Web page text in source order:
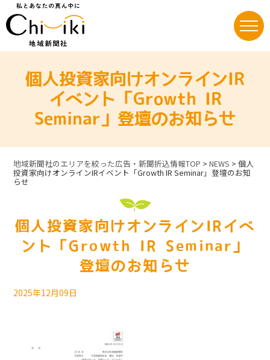
content個人投資家向けオンラインIR
イベント「Growth IR
Seminar」登壇のお知らせ
地域新聞社のエリアを絞った広告・新聞折込情報TOP >NEWS >個人
投資家向けオンラインIRイベント「Growth IR Seminar」登壇のお知
らせ
個人投資家向けオンラインIRイベ
ント「Growth IR Seminar」
登壇のお知らせ
2025年12月09日